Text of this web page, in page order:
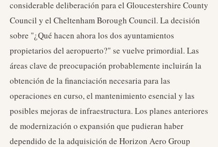
considerable deliberación para el Gloucestershire County
Council y el Cheltenham Borough Council. La decisión
sobre "¿Qué hacen ahora los dos ayuntamientos
propietarios del aeropuerto?" se vuelve primordial. Las
áreas clave de preocupación probablemente incluirán la
obtención de la financiación necesaria para las
operaciones en curso, el mantenimiento esencial y las
posibles mejoras de infraestructura. Los planes anteriores
de modernización o expansión que pudieran haber
dependido de la adquisición de Horizon Aero Group